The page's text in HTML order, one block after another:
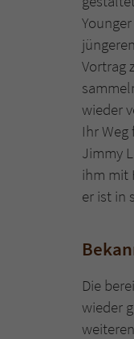
Vortrag
wieder
Ihr
Jimmy
ihm mit
er ist in
Die
wieder